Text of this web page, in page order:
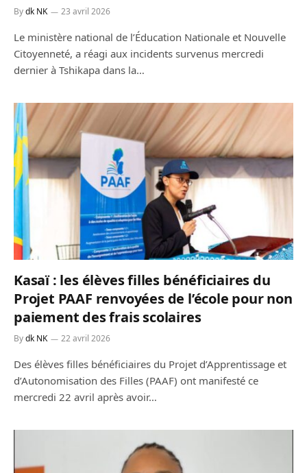
Bydk NK 23 avril 2026
Le ministère national de l’Éducation Nationale et Nouvelle
Citoyenneté, a réagi aux incidents survenus mercredi
dernier à Tshikapa dans la…
Kasaï : les élèves filles bénéficiaires du
Projet PAAF renvoyées de l’école pour non
paiement des frais scolaires
Bydk NK 22 avril 2026
Des élèves filles bénéficiaires du Projet d’Apprentissage et
d’Autonomisation des Filles (PAAF) ont manifesté ce
mercredi 22 avril après avoir…